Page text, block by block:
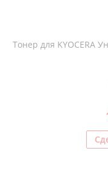
Тонер для KYOCERA